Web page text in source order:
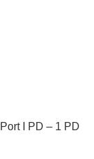
I PD – 1 PD